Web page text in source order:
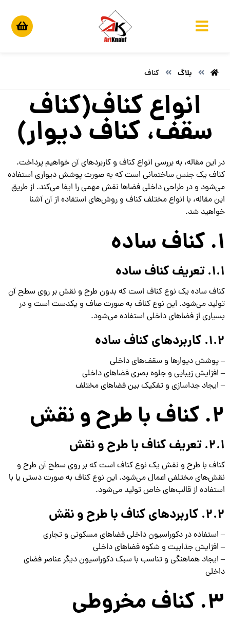
بلاگ کناف
انواع کناف(کناف
سقف، کناف دیوار)
در این مقاله، به بررسی انواع کناف و کاربردهای آن خواهیم پرداخت.
کناف یک جنس ساختمانی است که به صورت پوشش دیواری استفاده
می‌شود و در طراحی داخلی فضاها نقش مهمی را ایفا می‌کند. از طریق
این مقاله، با انواع مختلف کناف و روش‌های استفاده از آن آشنا
خواهید شد.
1. کناف ساده
1.1. تعریف کناف ساده
کناف ساده یک نوع کناف است که بدون طرح و نقش بر روی سطح آن
تولید می‌شود. این نوع کناف به صورت صاف و یکدست است و در
بسیاری از فضاهای داخلی استفاده می‌شود.
1.2. کاربردهای کناف ساده
– پوشش دیوارها و سقف‌های داخلی
– افزایش زیبایی و جلوه بصری فضاهای داخلی
– ایجاد جداسازی و تفکیک بین فضاهای مختلف
2. کناف با طرح و نقش
2.1. تعریف کناف با طرح و نقش
کناف با طرح و نقش یک نوع کناف است که بر روی سطح آن طرح و
نقش‌های مختلفی اعمال می‌شود. این نوع کناف به صورت دستی یا با
استفاده از قالب‌های خاص تولید می‌شود.
2.2. کاربردهای کناف با طرح و نقش
– استفاده در دکوراسیون داخلی فضاهای مسکونی و تجاری
– افزایش جذابیت و شکوه فضاهای داخلی
– ایجاد هماهنگی و تناسب با سبک دکوراسیون دیگر عناصر فضای
داخلی
3. کناف مخروطی